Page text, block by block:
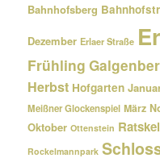
Bahnhofsberg
Dezember Erlaer Straße
Frühling
Herbst Hofgarten
Meißner Glockenspiel März
Oktober Ottenstein
Rockelmannpark